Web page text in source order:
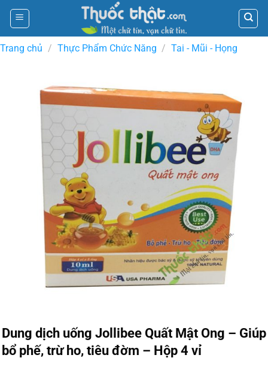
Skip
content
Trang chủ / Thực Phẩm Chức Năng / Tai - Mũi - Họng
Dung dịch uống Jollibee Quất Mật Ong – Giúp
bổ phế, trừ ho, tiêu đờm – Hộp 4 vỉ